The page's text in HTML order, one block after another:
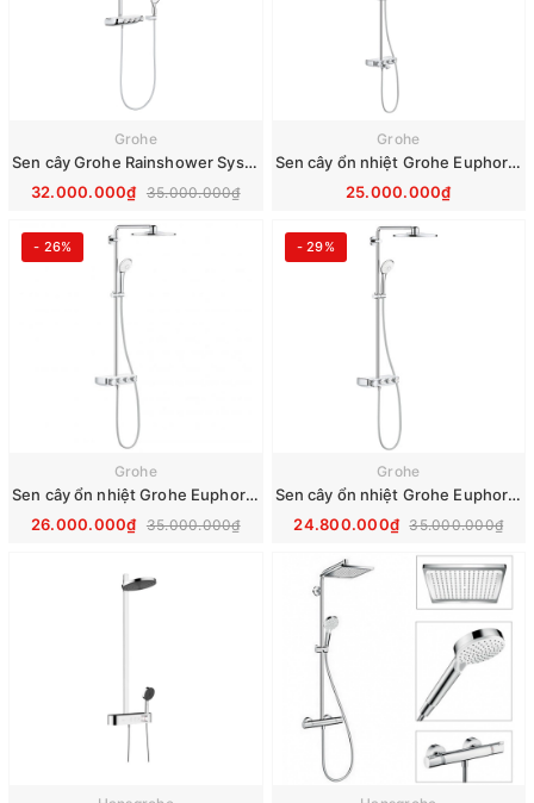
Grohe
Sen cây Grohe Rainshower System SmartControl 360 Duo 26250000
32.000.000₫ 35.000.000₫
Grohe
Sen cây ổn nhiệt Grohe Euphoria SmartControl System 260 26510000
25.000.000₫
- 26%
Grohe
Sen cây ổn nhiệt Grohe Euphoria SmartControl System 310 26507LS0
26.000.000₫ 35.000.000₫
- 29%
Grohe
Sen cây ổn nhiệt Grohe Euphoria SmartControl System 310 26507000
24.800.000₫ 35.000.000₫